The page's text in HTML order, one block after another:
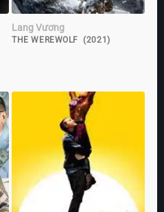
Lang Vương
THE WEREWOLF (2021)